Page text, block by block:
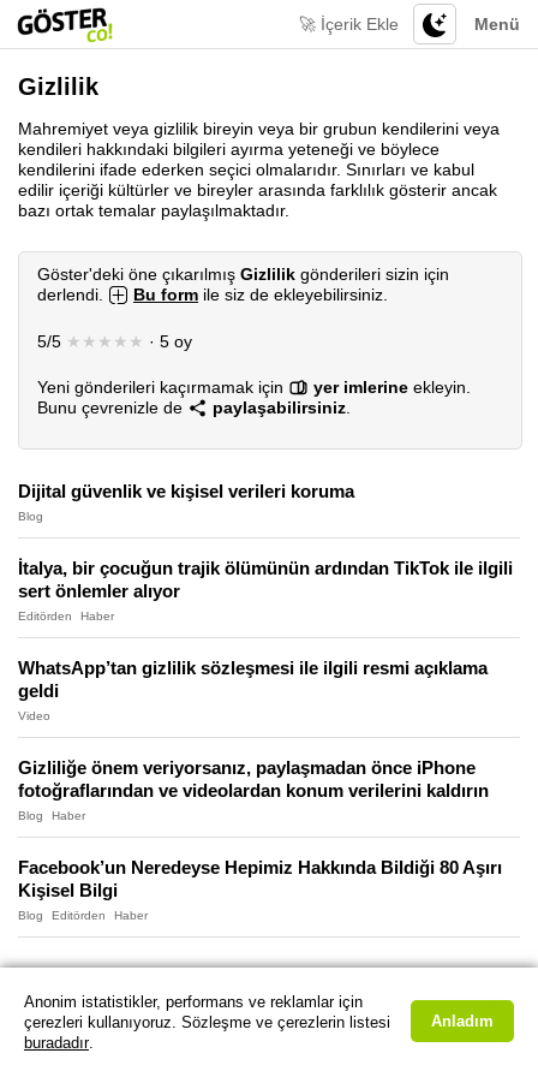
Menü
🚀 İçerik Ekle
Gizlilik
Mahremiyet veya gizlilik bireyin veya bir grubun kendilerini veya
kendileri hakkındaki bilgileri ayırma yeteneği ve böylece
kendilerini ifade ederken seçici olmalarıdır. Sınırları ve kabul
edilir içeriği kültürler ve bireyler arasında farklılık gösterir ancak
bazı ortak temalar paylaşılmaktadır.
Göster'deki öne çıkarılmış Gizlilik gönderileri sizin için
derlendi.
Bu form ile siz de ekleyebilirsiniz.
5/5 ★★★★★ · 5 oy
Yeni gönderileri kaçırmamak için yer imlerine ekleyin.
Bunu çevrenizle de
paylaşabilirsiniz
Dijital güvenlik ve kişisel verileri koruma
Blog
İtalya, bir çocuğun trajik ölümünün ardından TikTok ile ilgili
sert önlemler alıyor
Editörden Haber
WhatsApp’tan gizlilik sözleşmesi ile ilgili resmi açıklama
geldi
Video
Gizliliğe önem veriyorsanız, paylaşmadan önce iPhone
fotoğraflarından ve videolardan konum verilerini kaldırın
Blog Haber
Facebook’un Neredeyse Hepimiz Hakkında Bildiği 80 Aşırı
Kişisel Bilgi
Blog Editörden Haber
Anonim istatistikler, performans ve reklamlar için
çerezleri kullanıyoruz. Sözleşme ve çerezlerin listesi
buradadır.
Anladım